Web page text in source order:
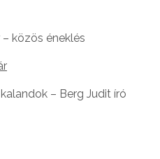
– közös éneklés
– Berg Judit író